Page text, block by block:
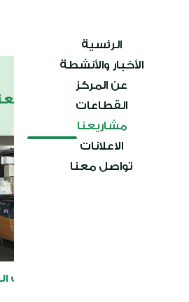
الرئسية
الأخبار والأنشطة
عن المركز
القطاعات
مشاريعنا
الاعلانات
تواصل معنا
الحملة الشعبية لإغاثة